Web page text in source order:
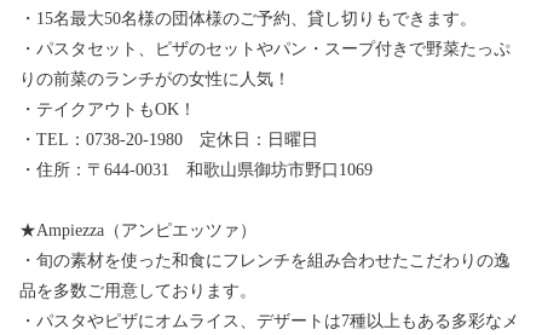
・15名最大50名様の団体様のご予約、貸し切りもできます。
・パスタセット、ピザのセットやパン・スープ付きで野菜たっぷ
りの前菜のランチがの女性に人気！
・テイクアウトもOK！
・TEL：0738-20-1980 定休日：日曜日
・住所：〒644-0031 和歌山県御坊市野口1069
★Ampiezza（アンピエッツァ）
・旬の素材を使った和食にフレンチを組み合わせたこだわりの逸
品を多数ご用意しております。
・パスタやピザにオムライス、デザートは7種以上もある多彩なメ